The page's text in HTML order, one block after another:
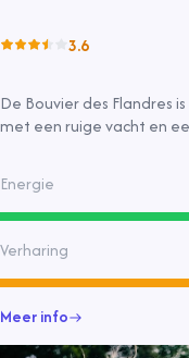
3.6
De Bouvier des Flandres
met een ruige vacht en
Energie
Verharing
Meer info